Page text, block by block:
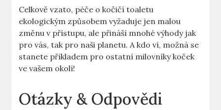
Celkově vzato, péče o kočičí toaletu
ekologickým způsobem vyžaduje jen malou
změnu v přístupu, ale přináší mnohé výhody jak
pro vás, tak pro naši planetu. A kdo ví, možná se
stanete příkladem pro ostatní milovníky koček
ve vašem okolí!
Otázky & Odpovědi